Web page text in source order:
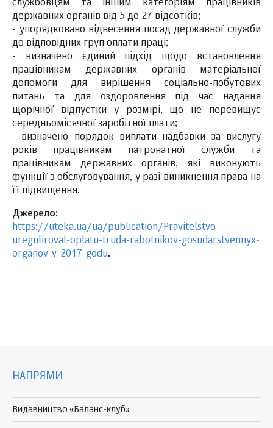
службовцям та іншим категоріям працівників
державних органів від 5 до 27 відсотків;
- упорядковано віднесення посад державної служби
до відповідних груп оплати праці;
- визначено єдиний підхід щодо встановлення
працівникам державних органів матеріальної
допомоги для вирішення соціально-побутових
питань та для оздоровлення під час надання
щорічної відпустки у розмірі, що не перевищує
середньомісячної заробітної плати;
- визначено порядок виплати надбавки за вислугу
років працівникам патронатної служби та
працівникам державних органів, які виконують
функції з обслуговування, у разі виникнення права на
її підвищення.
Джерело:
https://uteka.ua/ua/publication/Pravitelstvo-
ureguliroval-oplatu-truda-rabotnikov-gosudarstvennyx-
organov-v-2017-godu.
НАПРЯМИ
Видавництво «Баланс-клуб»